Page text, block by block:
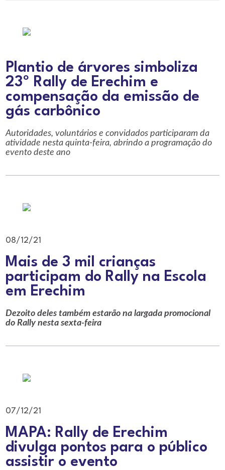
Plantio de árvores simboliza
23º Rally de Erechim e
compensação da emissão de
gás carbônico
Autoridades, voluntários e convidados participaram da
atividade nesta quinta-feira, abrindo a programação do
evento deste ano
08/12/21
Mais de 3 mil crianças
participam do Rally na Escola
em Erechim
Dezoito deles também estarão na largada promocional
do Rally nesta sexta-feira
07/12/21
MAPA: Rally de Erechim
divulga pontos para o público
assistir o evento